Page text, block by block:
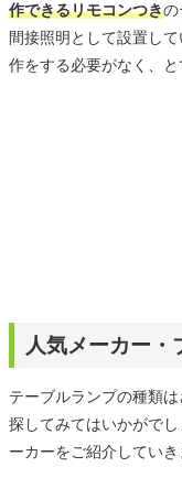
作できるリモコンつきの
間接照明として設置し
作をする必要がなく、と
人気メーカー・
テーブルランプの種類
探してみてはいかがで
ーカーをご紹介してい